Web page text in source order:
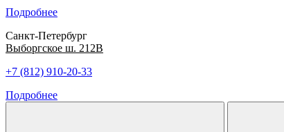
Подробнее
Санкт-Петербург
Выборгское ш. 212В
+7 (812) 910-20-33
Подробнее